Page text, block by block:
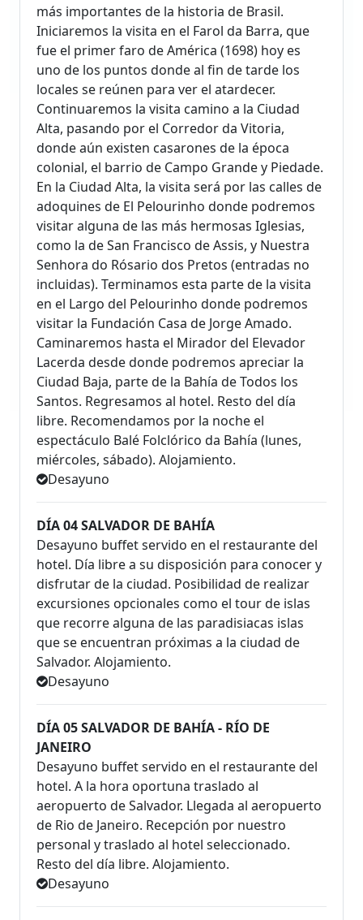
más importantes de la historia de Brasil.
Iniciaremos la visita en el Farol da Barra, que
fue el primer faro de América (1698) hoy es
uno de los puntos donde al fin de tarde los
locales se reúnen para ver el atardecer.
Continuaremos la visita camino a la Ciudad
Alta, pasando por el Corredor da Vitoria,
donde aún existen casarones de la época
colonial, el barrio de Campo Grande y Piedade.
En la Ciudad Alta, la visita será por las calles de
adoquines de El Pelourinho donde podremos
visitar alguna de las más hermosas Iglesias,
como la de San Francisco de Assis, y Nuestra
Senhora do Rósario dos Pretos (entradas no
incluidas). Terminamos esta parte de la visita
en el Largo del Pelourinho donde podremos
visitar la Fundación Casa de Jorge Amado.
Caminaremos hasta el Mirador del Elevador
Lacerda desde donde podremos apreciar la
Ciudad Baja, parte de la Bahía de Todos los
Santos. Regresamos al hotel. Resto del día
libre. Recomendamos por la noche el
espectáculo Balé Folclórico da Bahía (lunes,
miércoles, sábado). Alojamiento.
Desayuno
DÍA 04 SALVADOR DE BAHÍA
Desayuno buffet servido en el restaurante del
hotel. Día libre a su disposición para conocer y
disfrutar de la ciudad. Posibilidad de realizar
excursiones opcionales como el tour de islas
que recorre alguna de las paradisiacas islas
que se encuentran próximas a la ciudad de
Salvador. Alojamiento.
Desayuno
DÍA 05 SALVADOR DE BAHÍA - RÍO DE
JANEIRO
Desayuno buffet servido en el restaurante del
hotel. A la hora oportuna traslado al
aeropuerto de Salvador. Llegada al aeropuerto
de Rio de Janeiro. Recepción por nuestro
personal y traslado al hotel seleccionado.
Resto del día libre. Alojamiento.
Desayuno